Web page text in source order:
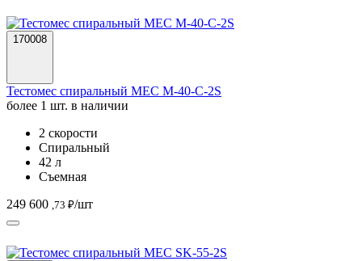
170008
Тестомес спиральный MEC M-40-C-2S
более 1 шт. в наличии
2 скорости
Спиральный
42 л
Съемная
249 600 ,73 ₽/шт